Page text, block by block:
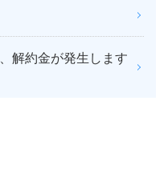
解約金が発生します